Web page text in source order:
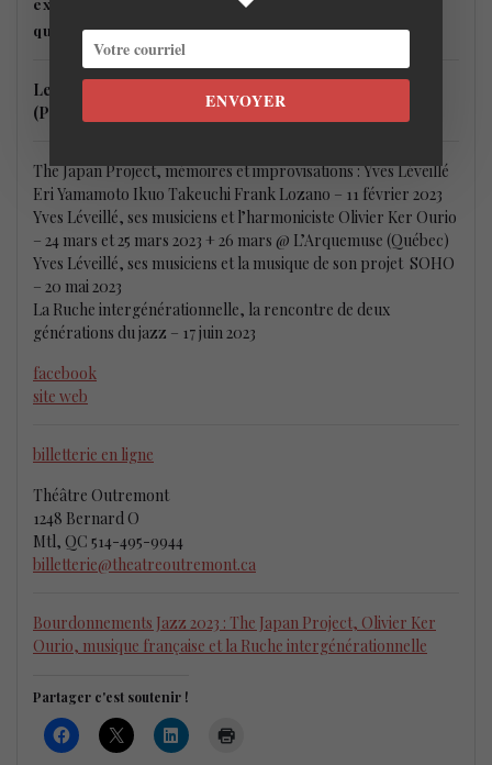
qualité de la salle de spectacle.
Les Bourdonnements Jazz 2023 @ Théâtre Outremont
(Petit Outremont)
The Japan Project, mémoires et improvisations : Yves Léveillé
Eri Yamamoto Ikuo Takeuchi Frank Lozano – 11 février 2023
Yves Léveillé, ses musiciens et l’harmoniciste Olivier Ker Ourio
– 24 mars et 25 mars 2023 + 26 mars @ L’Arquemuse (Québec)
Yves Léveillé, ses musiciens et la musique de son projet SOHO
– 20 mai 2023
La Ruche intergénérationnelle, la rencontre de deux
générations du jazz – 17 juin 2023
facebook
site web
billetterie en ligne
Théâtre Outremont
1248 Bernard O
Mtl, QC 514-495-9944
billetterie@theatreoutremont.ca
Bourdonnements Jazz 2023 : The Japan Project, Olivier Ker
Ourio, musique française et la Ruche intergénérationnelle
Partager c'est soutenir !
ENVOYER